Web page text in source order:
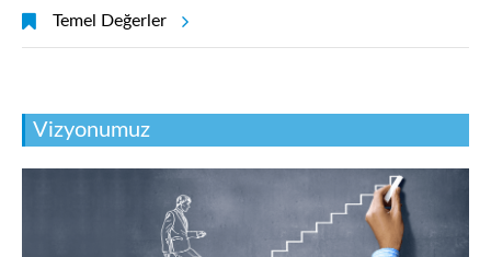
Temel Değerler
Vizyonumuz